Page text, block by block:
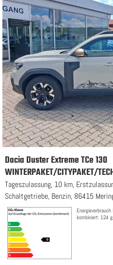
Dacia Duster Extreme TCe 130
WINTERPAKET/CITYPAKET/
Tageszulassung, 10 km,
Schaltgetriebe, Benzin, 86415
kombiniert: 124